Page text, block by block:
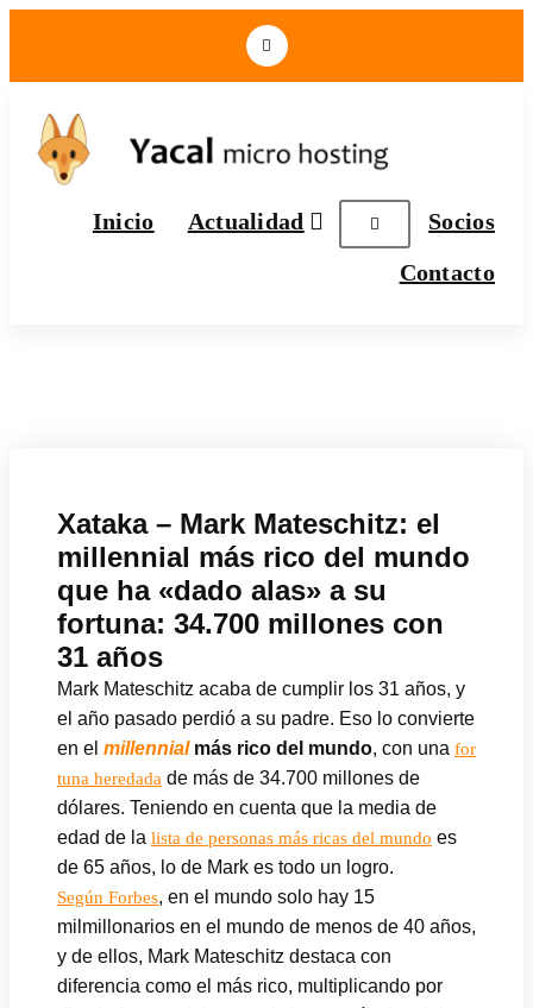
Inicio Actualidad
Socios
Contacto
Xataka – Mark Mateschitz: el
millennial más rico del mundo
que ha «dado alas» a su
fortuna: 34.700 millones con
31 años
Mark Mateschitz acaba de cumplir los 31 años, y
el año pasado perdió a su padre. Eso lo convierte
en el millennial más rico del mundo, con una for
tuna heredada de más de 34.700 millones de
dólares. Teniendo en cuenta que la media de
edad de la lista de personas más ricas del mundo es
de 65 años, lo de Mark es todo un logro.
Según Forbes, en el mundo solo hay 15
milmillonarios en el mundo de menos de 40 años,
y de ellos, Mark Mateschitz destaca con
diferencia como el más rico, multiplicando por